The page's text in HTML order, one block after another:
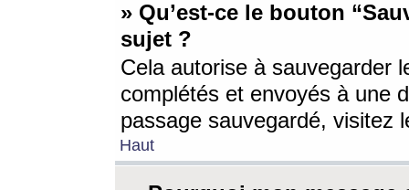
» Qu’est-ce le bouton
sujet ?
Cela autorise à sauvegarder
complétés et envoyés à une
passage sauvegardé, visitez
Haut